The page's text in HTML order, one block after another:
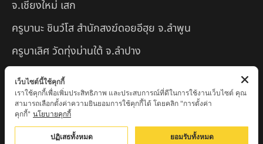
จ.เชียงใหม่ เสก
ครูบานะ ชินวํโส สำนักสงฆ์ดอยอีฮุย จ.ลำพูน
ครูบาเลิศ วัดทุ่งม่านใต้ จ.ลำปาง
หลวงปู่หนู นรินโท วัดวังท่าดี จ.เพชรบูรณ์
ครูบาทอง วัดก้อท่า จ.ลำพูน
ครูบาตุ๊เจ้าปู่หว่าหลิ่ง วิระทะโย วัดเวฬุวัน อ.เชียงดาว
จ.เชียงใหม่
เว็บไซต์นี้ใช้คุกกี้
เราใช้คุกกี้เพื่อเพิ่มประสิทธิภาพ และประสบการณ์ที่ดีในการใช้งานเว็บไซต์ คุณ
สามารถเลือกตั้งค่าความยินยอมการใช้คุกกี้ได้ โดยคลิก "การตั้งค่า
คุกกี้" นโยบายคุกกี้
ปฏิเสธทั้งหมด ยอมรับทั้งหมด